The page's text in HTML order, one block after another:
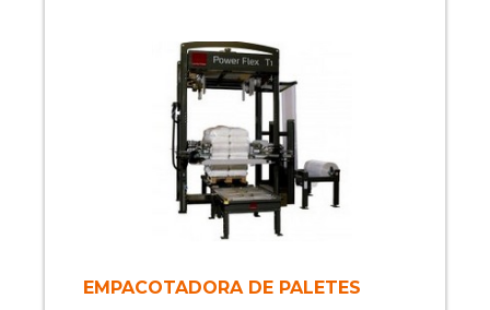
de embalar oferece um excelente custo
mais variados segmentos, como
automotivo,....
EMPACOTADORA DE PALETES